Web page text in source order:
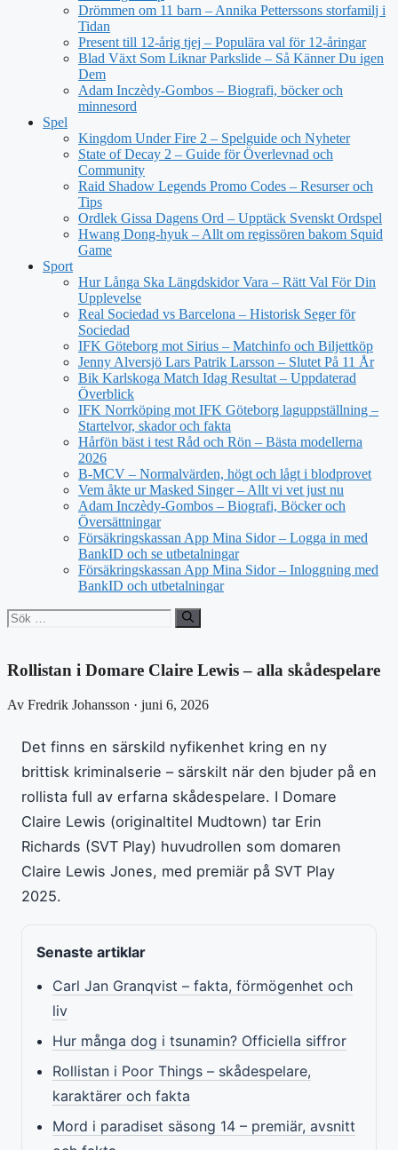
Drömmen om 11 barn – Annika Petterssons storfamilj i
Tidan
Present till 12-årig tjej – Populära val för 12-åringar
Blad Växt Som Liknar Parkslide – Så Känner Du igen
Dem
Adam Inczèdy-Gombos – Biografi, böcker och
minnesord
Spel
Kingdom Under Fire 2 – Spelguide och Nyheter
State of Decay 2 – Guide för Överlevnad och
Community
Raid Shadow Legends Promo Codes – Resurser och
Tips
Ordlek Gissa Dagens Ord – Upptäck Svenskt Ordspel
Hwang Dong-hyuk – Allt om regissören bakom Squid
Game
Sport
Hur Långa Ska Längdskidor Vara – Rätt Val För Din
Upplevelse
Real Sociedad vs Barcelona – Historisk Seger för
Sociedad
IFK Göteborg mot Sirius – Matchinfo och Biljettköp
Jenny Alversjö Lars Patrik Larsson – Slutet På 11 År
Bik Karlskoga Match Idag Resultat – Uppdaterad
Överblick
IFK Norrköping mot IFK Göteborg laguppställning –
Startelvor, skador och fakta
Hårfön bäst i test Råd och Rön – Bästa modellerna
2026
B-MCV – Normalvärden, högt och lågt i blodprovet
Vem åkte ur Masked Singer – Allt vi vet just nu
Adam Inczèdy-Gombos – Biografi, Böcker och
Översättningar
Försäkringskassan App Mina Sidor – Logga in med
BankID och se utbetalningar
Försäkringskassan App Mina Sidor – Inloggning med
BankID och utbetalningar
Sök
efter:
Rollistan i Domare Claire Lewis – alla skådespelare
Av Fredrik Johansson · juni 6, 2026
Det finns en särskild nyfikenhet kring en ny
brittisk kriminalserie – särskilt när den bjuder på en
rollista full av erfarna skådespelare. I Domare
Claire Lewis (originaltitel Mudtown) tar Erin
Richards (SVT Play) huvudrollen som domaren
Claire Lewis Jones, med premiär på SVT Play
2025.
Senaste artiklar
Carl Jan Granqvist – fakta, förmögenhet och
liv
Hur många dog i tsunamin? Officiella siffror
Rollistan i Poor Things – skådespelare,
karaktärer och fakta
Mord i paradiset säsong 14 – premiär, avsnitt